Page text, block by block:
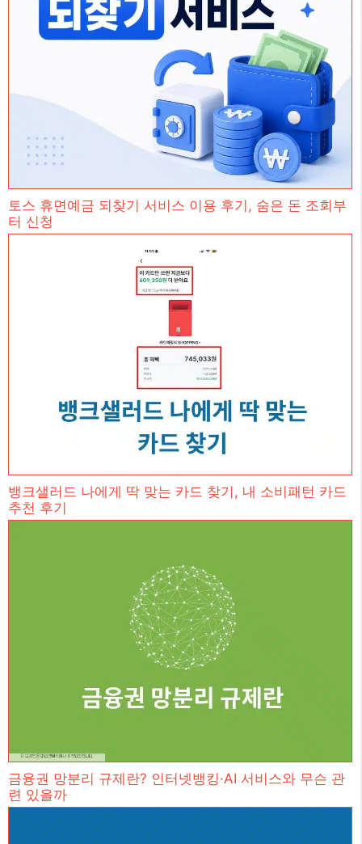
토스 휴면예금 되찾기 서비스 이용 후기, 숨은 돈 조회부
터 신청
뱅크샐러드 나에게 딱 맞는 카드 찾기, 내 소비패턴 카드
추천 후기
금융권 망분리 규제란? 인터넷뱅킹·AI 서비스와 무슨 관
련 있을까